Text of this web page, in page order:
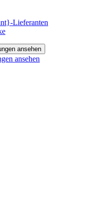
Lieferanten
ansehen
ansehen